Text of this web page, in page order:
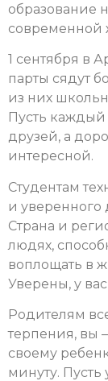
образование
современной
1 сентября в
парты сядут
из них
Пусть каждый
друзей, а
интересной.
Студентам
и
Страна и
людях,
воплощать в
Уверены, у
Родителям
терпения, вы
своему
минуту.